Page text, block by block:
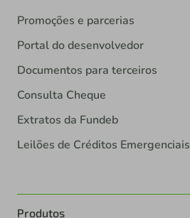
Promoções e parcerias
Portal do desenvolvedor
Documentos para terceiros
Consulta Cheque
Extratos da Fundeb
Leilões de Créditos Emergenciais
Produtos